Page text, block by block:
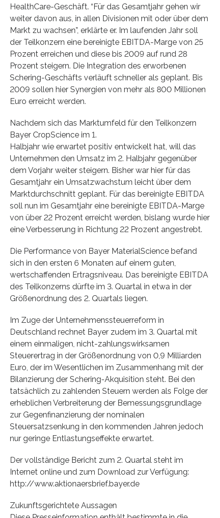
HealthCare-Geschäft. “Für das Gesamtjahr gehen wir
weiter davon aus, in allen Divisionen mit oder über dem
Markt zu wachsen”, erklärte er. Im laufenden Jahr soll
der Teilkonzern eine bereinigte EBITDA-Marge von 25
Prozent erreichen und diese bis 2009 auf rund 28
Prozent steigern. Die Integration des erworbenen
Schering-Geschäfts verläuft schneller als geplant. Bis
2009 sollen hier Synergien von mehr als 800 Millionen
Euro erreicht werden.
Nachdem sich das Marktumfeld für den Teilkonzern
Bayer CropScience im 1.
Halbjahr wie erwartet positiv entwickelt hat, will das
Unternehmen den Umsatz im 2. Halbjahr gegenüber
dem Vorjahr weiter steigern. Bisher war hier für das
Gesamtjahr ein Umsatzwachstum leicht über dem
Marktdurchschnitt geplant. Für das bereinigte EBITDA
soll nun im Gesamtjahr eine bereinigte EBITDA-Marge
von über 22 Prozent erreicht werden, bislang wurde hier
eine Verbesserung in Richtung 22 Prozent angestrebt.
Die Performance von Bayer MaterialScience befand
sich in den ersten 6 Monaten auf einem guten,
wertschaffenden Ertragsniveau. Das bereinigte EBITDA
des Teilkonzerns dürfte im 3. Quartal in etwa in der
Größenordnung des 2. Quartals liegen.
Im Zuge der Unternehmenssteuerreform in
Deutschland rechnet Bayer zudem im 3. Quartal mit
einem einmaligen, nicht-zahlungswirksamen
Steuerertrag in der Größenordnung von 0,9 Milliarden
Euro, der im Wesentlichen im Zusammenhang mit der
Bilanzierung der Schering-Akquisition steht. Bei den
tatsächlich zu zahlenden Steuern werden als Folge der
erheblichen Verbreiterung der Bemessungsgrundlage
zur Gegenfinanzierung der nominalen
Steuersatzsenkung in den kommenden Jahren jedoch
nur geringe Entlastungseffekte erwartet.
Der vollständige Bericht zum 2. Quartal steht im
Internet online und zum Download zur Verfügung:
http://www.aktionaersbrief.bayer.de
Zukunftsgerichtete Aussagen